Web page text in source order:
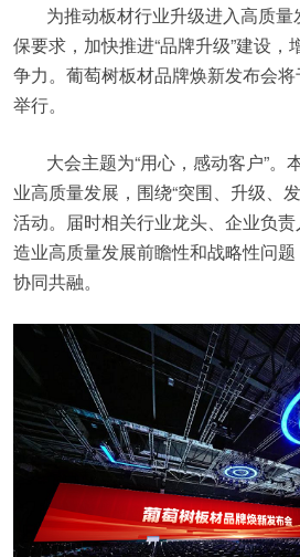
为推动板材行业升级进入高质
保要求，加快推进“品牌升级”建设
争力。葡萄树板材品牌焕新发布会
举行。
大会主题为“用心，感动客户”。
业高质量发展，围绕“突围、升级、
活动。届时相关行业龙头、企业负
造业高质量发展前瞻性和战略性问
协同共融。